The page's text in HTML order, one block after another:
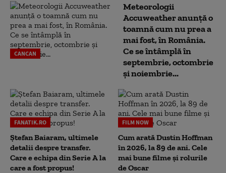
CANCAN
Meteorologii
Accuweather anunță o
toamnă cum nu prea a
mai fost, în România.
Ce se întâmplă în
septembrie, octombrie
și noiembrie...
FANATIK.RO
Ștefan Baiaram, ultimele
detalii despre transfer.
Care e echipa din Serie A la
care a fost propus!
FILM NOW
Cum arată Dustin Hoffman
în 2026, la 89 de ani. Cele
mai bune filme și rolurile
de Oscar